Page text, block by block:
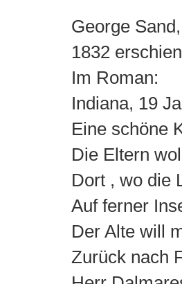
George
1832
Im Roman:
Indiana, 19
Eine schöne
Die Eltern
Dort , wo die
Auf ferner
Der Alte will
Zurück nach